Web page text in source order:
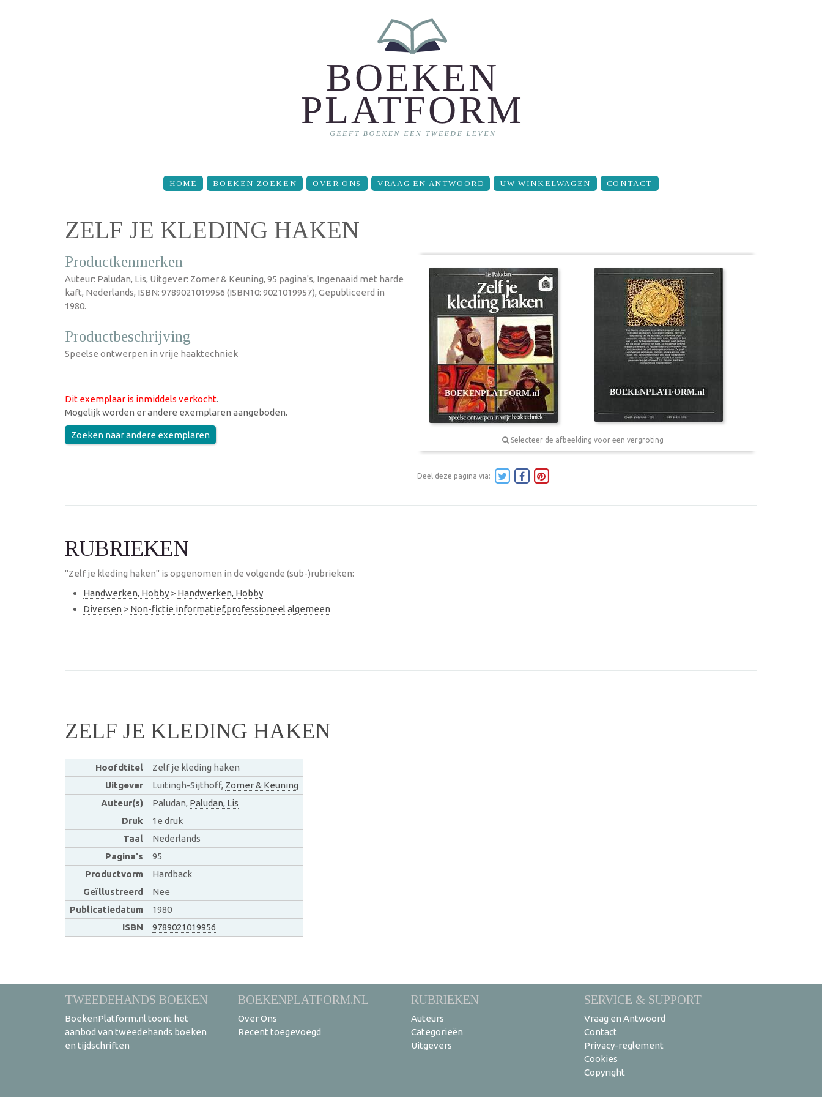
HOME BOEKEN ZOEKEN OVER ONS VRAAG EN ANTWOORD UW WINKELWAGEN CONTACT
ZELF JE KLEDING HAKEN
Productkenmerken
Auteur: Paludan, Lis, Uitgever: Zomer & Keuning, 95 pagina's, Ingenaaid met harde
kaft, Nederlands, ISBN: 9789021019956 (ISBN10: 9021019957), Gepubliceerd in
1980.
Productbeschrijving
Speelse ontwerpen in vrije haaktechniek
Dit exemplaar is inmiddels verkocht.
Mogelijk worden er andere exemplaren aangeboden.
Zoeken naar andere exemplaren Selecteer de afbeelding voor een vergroting
Deel deze pagina via:
RUBRIEKEN
"Zelf je kleding haken" is opgenomen in de volgende (sub-)rubrieken:
Handwerken, Hobby > Handwerken, Hobby
Diversen > Non-fictie informatief,professioneel algemeen
ZELF JE KLEDING HAKEN
Hoofdtitel
Zelf je kleding haken
Uitgever
Luitingh-Sijthoff, Zomer & Keuning
Auteur(s)
Paludan, Paludan, Lis
Druk
1e druk
Taal
Nederlands
Pagina's
95
Productvorm
Hardback
Geïllustreerd
Nee
Publicatiedatum
1980
ISBN
9789021019956
TWEEDEHANDS BOEKEN
BoekenPlatform.nl toont het
aanbod van tweedehands boeken
en tijdschriften
BOEKENPLATFORM.NL
Over Ons
Recent toegevoegd
RUBRIEKEN
Auteurs
Categorieën
Uitgevers
SERVICE & SUPPORT
Vraag en Antwoord
Contact
Privacy-reglement
Cookies
Copyright